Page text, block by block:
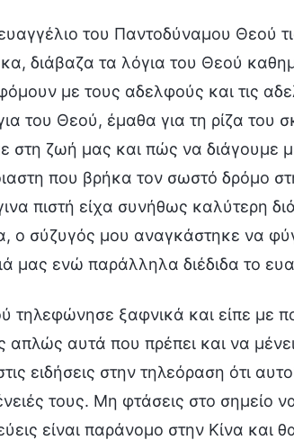
του Παντοδύναμου Θεού
διάβαζα τα λόγια του Θεού
με τους αδελφούς και τις
του Θεού, έμαθα για τη ρίζα του
στη ζωή μας και πώς να διάγουμε
που βρήκα τον σωστό δρόμο
πιστή είχα συνήθως καλύτερη
ο σύζυγός μου αναγκάστηκε να
μας ενώ παράλληλα διέδιδα το
τηλεφώνησε ξαφνικά και είπε με
αυτά που πρέπει και να
ειδήσεις στην τηλεόραση ότι αυτοί
τους. Μη φτάσεις στο σημείο
είναι παράνομο στην Κίνα και